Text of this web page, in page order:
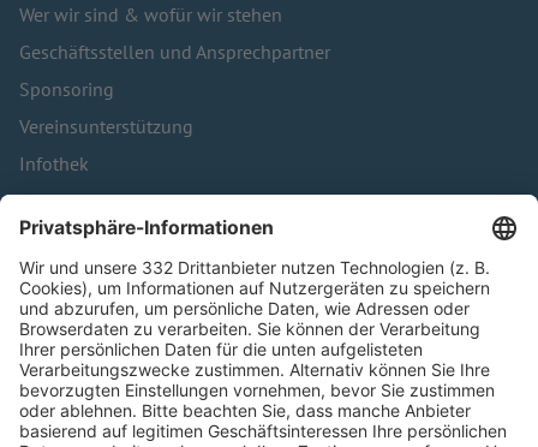
Wer wir sind & wofür wir stehen
Geschäftsstellen und Ansprechpartner
Sponsoring
Vereinsunterstützung
Infothek
Kontakt
HÄUFIG BESUCHTE SEITEN
Pässe und Vereinswechsel
Trainerausbildung
Schulungsangebot Vereinsmitarbeiter
BFV-Geschäftsstellen